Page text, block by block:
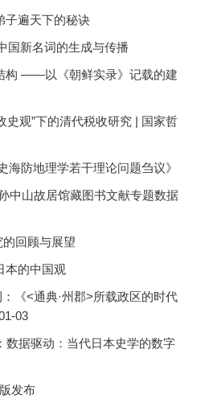
子遍天下的秘诀
国新名词的生成与传播
构 ——以《朝鲜实录》记载的建
史观”下的清代税收研究 | 国家哲
防地理学若干理论问题刍议》
中山故居馆藏图书文献专题数据
回顾与展望
本的中国观
《<通典·州郡>所载政区的时代
03
数据驱动：当代日本史学的数字
发布